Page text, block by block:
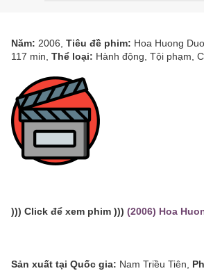
Năm: 2006, Tiêu đề phim: Hoa Huong
117 min, Thể loại: Hành động, Tội phạm,
))) Click để xem phim ))) (2006) Hoa
Sản xuất tại Quốc gia: Nam Triều Tiên,